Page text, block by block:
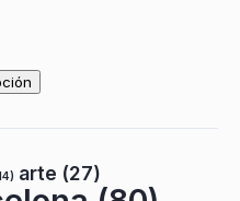
arte (27)